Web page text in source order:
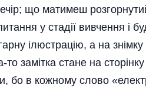
що матимеш
у стадії вивчення і
ілюстрацію, а на
замітка стане на
бо в кожному слово